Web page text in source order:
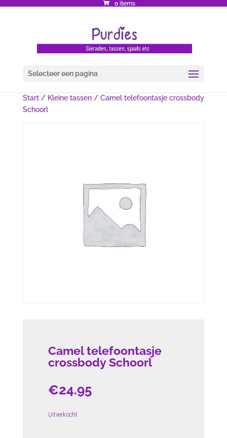
0 items
Selecteer een pagina
Start/ Kleine tassen/ Camel telefoontasje crossbody
Schoorl
Camel telefoontasje
crossbody Schoorl
€24.95
Uitverkocht